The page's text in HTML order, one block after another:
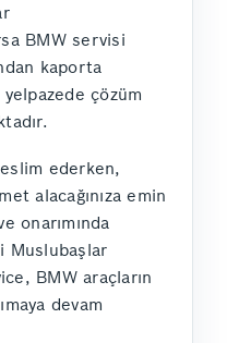
BMW servisi
kaporta
çözüm
ederken,
alacağınıza emin
onarımında
Muslubaşlar
BMW araçların
devam